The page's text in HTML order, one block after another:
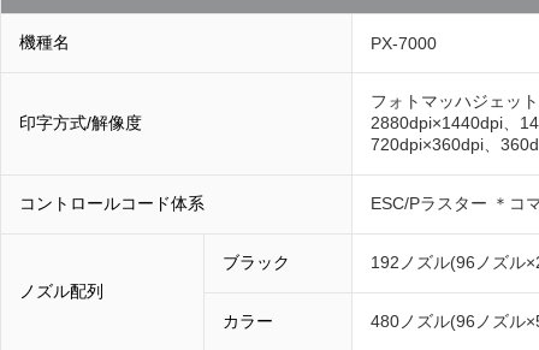
機種名 PX-7000
印字方式/解像度
フォトマッハジェッ
2880dpi×1440dpi、
720dpi×360dpi、
コントロールコード体系 ESC/Pラスター ＊コ
ノズル配列
ブラック 192ノズル(96ノズル
カラー 480ノズル(96ノズル